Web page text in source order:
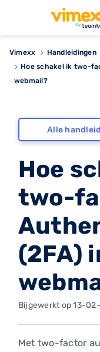
Vimexx
Handleidingen
Hoe schakel ik two-
webmail?
Alle
Hoe
two-
(2FA)
Bijgewerkt op 13-
Met two-factor